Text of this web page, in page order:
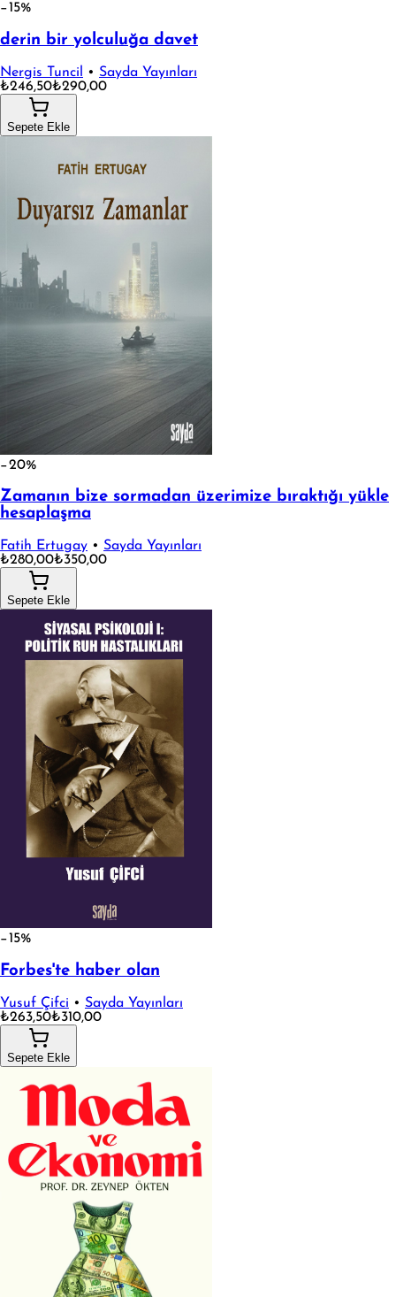
−15%
derin bir yolculuğa davet
Nergis Tuncil • Sayda Yayınları
₺246,50₺290,00
Sepete Ekle
−20%
Zamanın bize sormadan üzerimize bıraktığı yükle
hesaplaşma
Fatih Ertugay • Sayda Yayınları
₺280,00₺350,00
Sepete Ekle
−15%
Forbes'te haber olan
Yusuf Çifci • Sayda Yayınları
₺263,50₺310,00
Sepete Ekle